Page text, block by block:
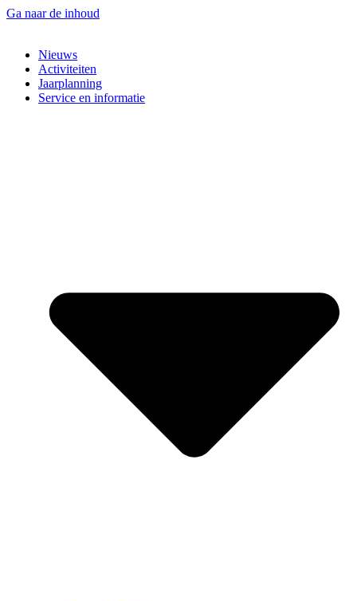
Ga naar de inhoud
Nieuws
Activiteiten
Jaarplanning
Service en informatie